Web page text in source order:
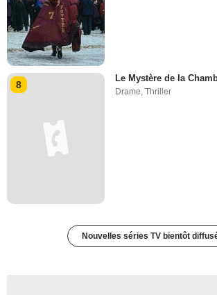
8
Le Mystère de la
Drame,Thriller
Nouvelles séries TV bientôt